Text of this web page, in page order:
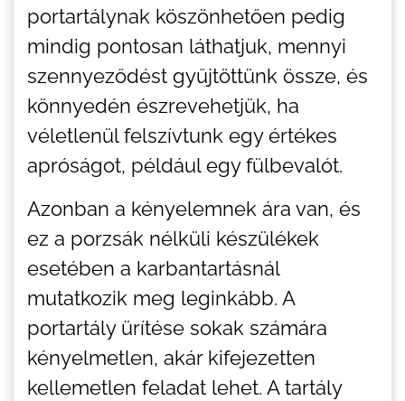
portartálynak köszönhetően pedig
mindig pontosan láthatjuk, mennyi
szennyeződést gyűjtöttünk össze, és
könnyedén észrevehetjük, ha
véletlenül felszívtunk egy értékes
apróságot, például egy fülbevalót.
Azonban a kényelemnek ára van, és
ez a porzsák nélküli készülékek
esetében a karbantartásnál
mutatkozik meg leginkább. A
portartály ürítése sokak számára
kényelmetlen, akár kifejezetten
kellemetlen feladat lehet. A tartály